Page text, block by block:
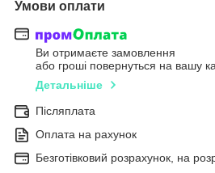
Умови оплати
Ви отримаєте замовлення
або гроші повернуться на вашу
Детальніше
Післяплата
Оплата на рахунок
Безготівковий розрахунок, на